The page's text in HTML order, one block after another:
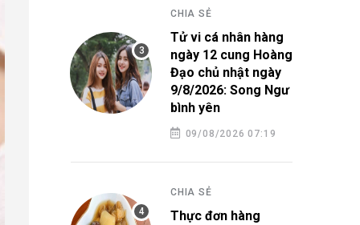
CHIA SẺ
Tử vi cá nhân hàng
ngày 12 cung Hoàng
Đạo chủ nhật ngày
9/8/2026: Song Ngư
bình yên
09/08/2026 07:19
CHIA SẺ
Thực đơn hàng